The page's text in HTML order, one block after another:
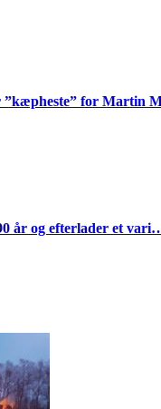
”kæpheste” for Martin
år og efterlader et